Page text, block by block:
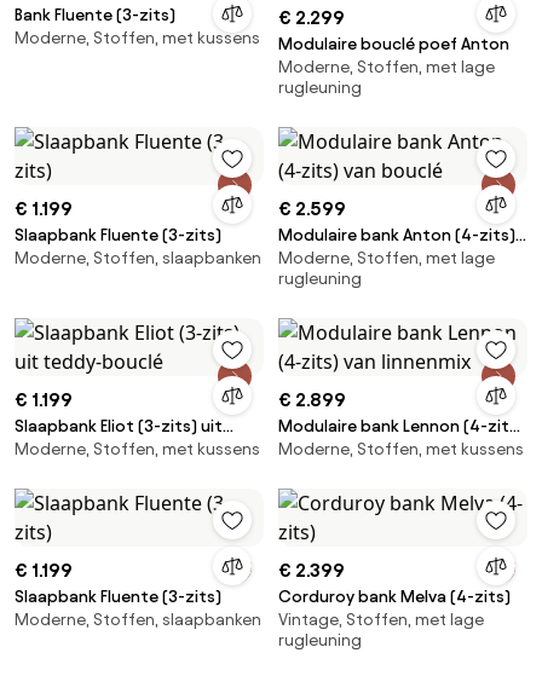
Bank Fluente (3-zits)
Moderne, Stoffen, met kussens
€ 2.299
Modulaire bouclé poef Anton
Moderne, Stoffen, met lage
rugleuning
€ 1.199
Slaapbank Fluente (3-zits)
Moderne, Stoffen, slaapbanken
€ 2.599
Modulaire bank Anton (4-zits)
van bouclé
Moderne, Stoffen, met lage
rugleuning
€ 1.199
Slaapbank Eliot (3-zits) uit
teddy-bouclé
Moderne, Stoffen, met kussens
€ 2.899
Modulaire bank Lennon (4-zits)
van linnenmix
Moderne, Stoffen, met kussens
€ 1.199
Slaapbank Fluente (3-zits)
Moderne, Stoffen, slaapbanken
€ 2.399
Corduroy bank Melva (4-zits)
Vintage, Stoffen, met lage
rugleuning